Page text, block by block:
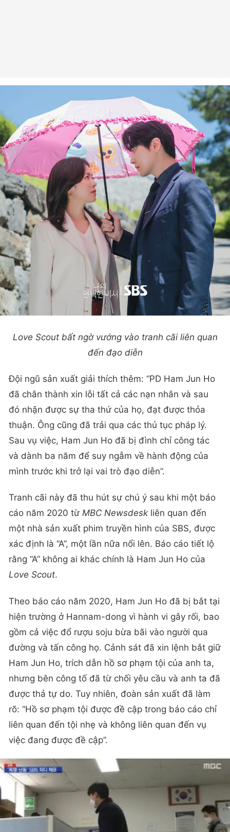
Love Scout bất ngờ vướng vào tranh cãi liên quan
đến đạo diễn
Đội ngũ sản xuất giải thích thêm: “PD Ham Jun Ho
đã chân thành xin lỗi tất cả các nạn nhân và sau
đó nhận được sự tha thứ của họ, đạt được thỏa
thuận. Ông cũng đã trải qua các thủ tục pháp lý.
Sau vụ việc, Ham Jun Ho đã bị đình chỉ công tác
và dành ba năm để suy ngẫm về hành động của
mình trước khi trở lại vai trò đạo diễn”.
Tranh cãi này đã thu hút sự chú ý sau khi một báo
cáo năm 2020 từ MBC Newsdesk liên quan đến
một nhà sản xuất phim truyền hình của SBS, được
xác định là “A”, một lần nữa nổi lên. Báo cáo tiết lộ
rằng “A” không ai khác chính là Ham Jun Ho của
Love Scout.
Theo báo cáo năm 2020, Ham Jun Ho đã bị bắt tại
hiện trường ở Hannam-dong vì hành vi gây rối, bao
gồm cả việc đổ rượu soju bừa bãi vào người qua
đường và tấn công họ. Cảnh sát đã xin lệnh bắt giữ
Ham Jun Ho, trích dẫn hồ sơ phạm tội của anh ta,
nhưng bên công tố đã từ chối yêu cầu và anh ta đã
được thả tự do. Tuy nhiên, đoàn sản xuất đã làm
rõ: “Hồ sơ phạm tội được đề cập trong báo cáo chỉ
liên quan đến tội nhẹ và không liên quan đến vụ
việc đang được đề cập”.